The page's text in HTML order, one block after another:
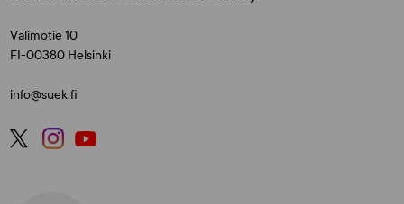
Valimotie 10
FI-00380 Helsinki
info@suek.fi